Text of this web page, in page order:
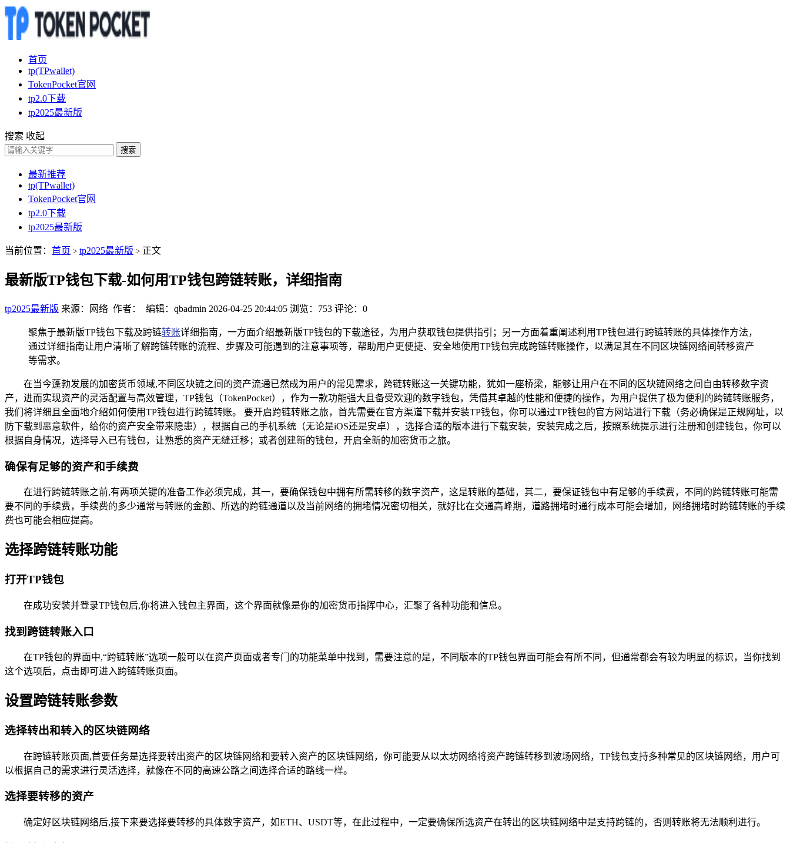
首页
tp(TPwallet)
TokenPocket官网
tp2.0下载
tp2025最新版
搜索 收起
搜索
最新推荐
tp(TPwallet)
TokenPocket官网
tp2.0下载
tp2025最新版
当前位置： 首页 > tp2025最新版 > 正文
最新版TP钱包下载-如何用TP钱包跨链转账，详细指南
tp2025最新版 来源：网络 作者： 编辑：qbadmin 2026-04-25 20:44:05 浏览：753 评论：0
聚焦于最新版TP钱包下载及跨链转账详细指南，一方面介绍最新版TP钱包的下载途径，为用户获取钱包提供指引；另一方面着重阐述利用TP钱包进行跨链转账的具体操作方法，
通过详细指南让用户清晰了解跨链转账的流程、步骤及可能遇到的注意事项等，帮助用户更便捷、安全地使用TP钱包完成跨链转账操作，以满足其在不同区块链网络间转移资产
等需求。
在当今蓬勃发展的加密货币领域,不同区块链之间的资产流通已然成为用户的常见需求，跨链转账这一关键功能，犹如一座桥梁，能够让用户在不同的区块链网络之间自由转移数字资
产，进而实现资产的灵活配置与高效管理，TP钱包（TokenPocket），作为一款功能强大且备受欢迎的数字钱包，凭借其卓越的性能和便捷的操作，为用户提供了极为便利的跨链转账服务，
我们将详细且全面地介绍如何使用TP钱包进行跨链转账。 要开启跨链转账之旅，首先需要在官方渠道下载并安装TP钱包，你可以通过TP钱包的官方网站进行下载（务必确保是正规网址，以
防下载到恶意软件，给你的资产安全带来隐患），根据自己的手机系统（无论是iOS还是安卓），选择合适的版本进行下载安装，安装完成之后，按照系统提示进行注册和创建钱包，你可以
根据自身情况，选择导入已有钱包，让熟悉的资产无缝迁移；或者创建新的钱包，开启全新的加密货币之旅。
确保有足够的资产和手续费
在进行跨链转账之前,有两项关键的准备工作必须完成，其一，要确保钱包中拥有所需转移的数字资产，这是转账的基础，其二，要保证钱包中有足够的手续费，不同的跨链转账可能需
要不同的手续费，手续费的多少通常与转账的金额、所选的跨链通道以及当前网络的拥堵情况密切相关，就好比在交通高峰期，道路拥堵时通行成本可能会增加，网络拥堵时跨链转账的手续
费也可能会相应提高。
选择跨链转账功能
打开TP钱包
在成功安装并登录TP钱包后,你将进入钱包主界面，这个界面就像是你的加密货币指挥中心，汇聚了各种功能和信息。
找到跨链转账入口
在TP钱包的界面中,“跨链转账”选项一般可以在资产页面或者专门的功能菜单中找到，需要注意的是，不同版本的TP钱包界面可能会有所不同，但通常都会有较为明显的标识，当你找到
这个选项后，点击即可进入跨链转账页面。
设置跨链转账参数
选择转出和转入的区块链网络
在跨链转账页面,首要任务是选择要转出资产的区块链网络和要转入资产的区块链网络，你可能要从以太坊网络将资产跨链转移到波场网络，TP钱包支持多种常见的区块链网络，用户可
以根据自己的需求进行灵活选择，就像在不同的高速公路之间选择合适的路线一样。
选择要转移的资产
确定好区块链网络后,接下来要选择要转移的具体数字资产，如ETH、USDT等，在此过程中，一定要确保所选资产在转出的区块链网络中是支持跨链的，否则转账将无法顺利进行。